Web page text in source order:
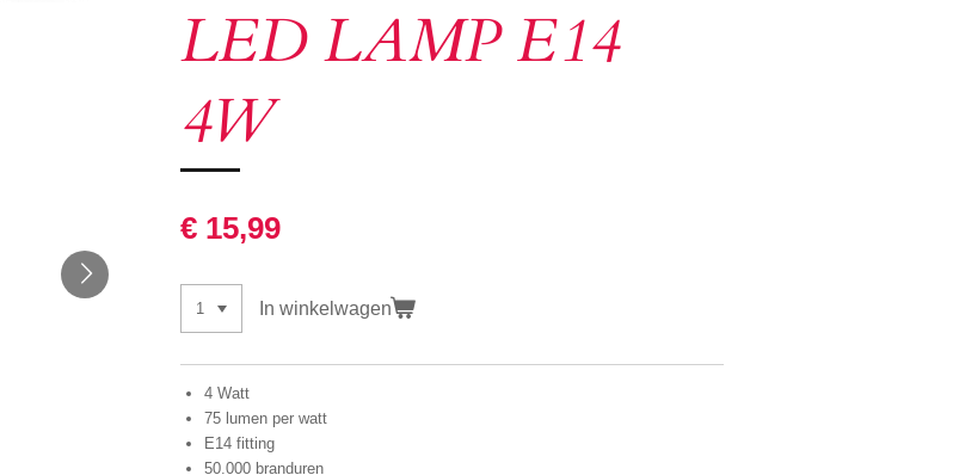
LED LAMP E14
4W
€ 15,99
In winkelwagen
4 Watt
75 lumen per watt
E14 fitting
50.000 branduren